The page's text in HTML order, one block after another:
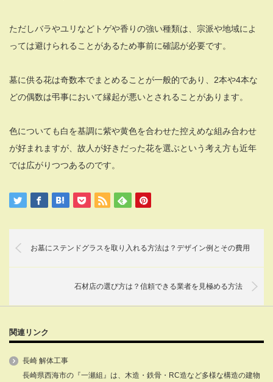
ただしバラやユリなどトゲや香りの強い種類は、宗派や地域によ
っては避けられることがあるため事前に確認が必要です。
墓に供る花は奇数本でまとめることが一般的であり、2本や4本な
どの偶数は弔事において縁起が悪いとされることがあります。
色についても白を基調に紫や黄色を合わせた控えめな組み合わせ
が好まれますが、故人が好きだった花を選ぶという考え方も近年
では広がりつつあるのです。
お墓にステンドグラスを取り入れる方法は？デザイン例とその費用
石材店の選び方は？信頼できる業者を見極める方法
関連リンク
長崎 解体工事
長崎県西海市の『一瀬組』は、木造・鉄骨・RC造など多様な構造の建物